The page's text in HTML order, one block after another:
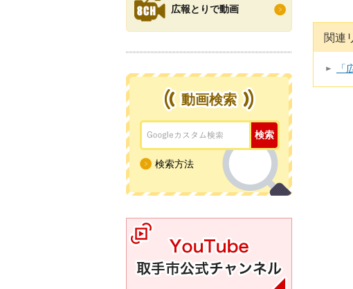
関連
「
広報とりで動画
動画検索
検索方法
YouTube取手市公式チャンネル